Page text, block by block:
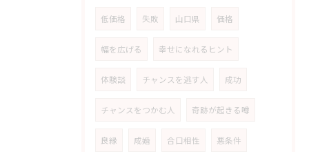
低価格 失敗 山口県 価格
幅を広げる 幸せになれるヒント
体験談 チャンスを逃す人 成功
チャンスをつかむ人 奇跡が起きる噂
良縁 成婚 合口相性 悪条件